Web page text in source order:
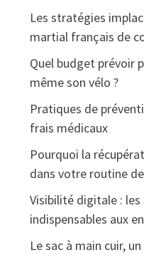
Les stratégies
martial français de
Quel budget prévoir
même son vélo ?
Pratiques de
frais médicaux
Pourquoi la
dans votre routine
Visibilité digitale : les
indispensables aux
Le sac à main cuir,